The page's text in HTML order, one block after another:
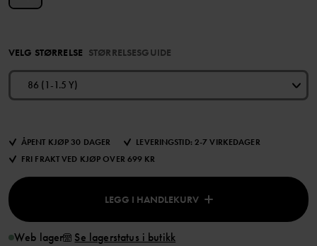
VELG STØRRELSE STØRRELSESGUIDE
86 (1-1.5 Y)
ÅPENT KJØP 30 DAGER
LEVERINGSTID: 2-7 VIRKEDAGER
FRI FRAKT VED KJØP OVER 699 KR
LEGG I HANDLEKURV
Web lager Se lagerstatus i butikk